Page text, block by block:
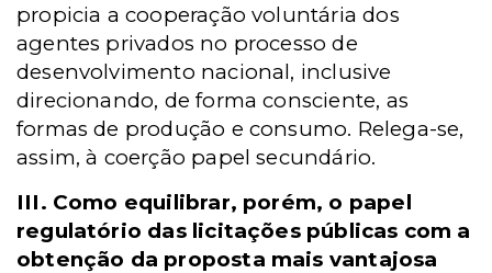
propicia a cooperação voluntária dos
agentes privados no processo de
desenvolvimento nacional, inclusive
direcionando, de forma consciente, as
formas de produção e consumo. Relega-se,
assim, à coerção papel secundário.
III. Como equilibrar, porém, o papel
regulatório das licitações públicas com a
obtenção da proposta mais vantajosa